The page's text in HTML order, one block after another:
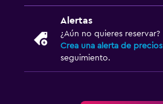
Alertas
¿Aún no quieres reservar?
Crea una alerta de precios
seguimiento.